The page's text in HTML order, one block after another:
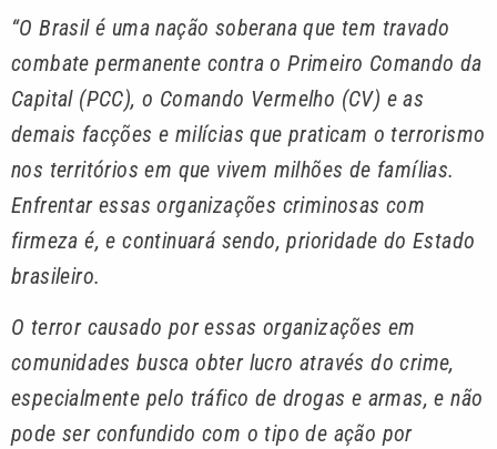
“O Brasil é uma nação soberana que tem travado
combate permanente contra o Primeiro Comando da
Capital (PCC), o Comando Vermelho (CV) e as
demais facções e milícias que praticam o terrorismo
nos territórios em que vivem milhões de famílias.
Enfrentar essas organizações criminosas com
firmeza é, e continuará sendo, prioridade do Estado
brasileiro.
O terror causado por essas organizações em
comunidades busca obter lucro através do crime,
especialmente pelo tráfico de drogas e armas, e não
pode ser confundido com o tipo de ação por